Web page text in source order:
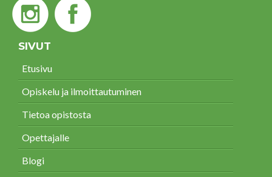
SIVUT
Etusivu
Opiskelu ja ilmoittautuminen
Tietoa opistosta
Opettajalle
Blogi